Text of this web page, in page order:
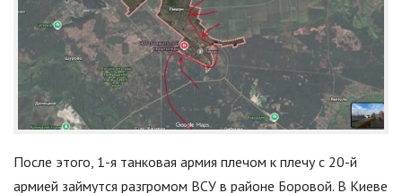
После этого, 1-я танковая армия плечом к плечу с 20-й
армией займутся разгромом ВСУ в районе Боровой. В Киеве